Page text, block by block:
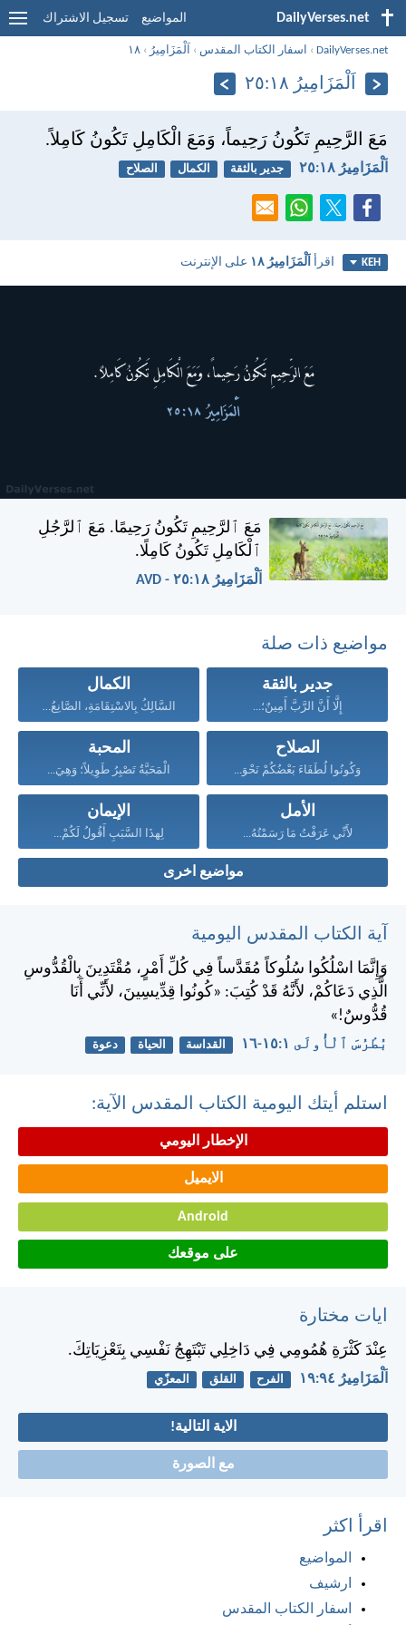
DailyVerses.net المواضيع تسجيل الاشتراك
DailyVerses.net
› اسفار الكتاب المقدس › اَلْمَزَامِيرُ ›١٨
اَلْمَزَامِيرُ ١٨:‏٢٥
مَعَ الرَّحِيمِ تَكُونُ رَحِيماً، وَمَعَ الْكَامِلِ تَكُونُ كَامِلاً.
اَلْمَزَامِيرُ ١٨:‏٢٥ جدير بالثقة الكمال الصلاح
KEH اقرأاَلْمَزَامِيرُ ١٨ على الإنترنت
مَعَ ٱلرَّحِيمِ تَكُونُ رَحِيمًا. مَعَ ٱلرَّجُلِ
ٱلْكَامِلِ تَكُونُ كَامِلًا.
اَلْمَزَامِيرُ ١٨:‏٢٥ - AVD
مواضيع ذات صلة
جدير بالثقة
إِلَّا أَنَّ الرَّبَّ أَمِينٌ؛...
الكمال
السَّالِكُ بِالاسْتِقَامَةِ، الصَّانِعُ الْبِرَّ،...
الصلاح
وَكُونُوا لُطَفَاءَ بَعْضُكُمْ نَحْوَ...
المحبة
الْمَحَبَّةُ تَصْبِرُ طَوِيلاً؛ وَهِيَ...
الأمل
لأَنِّي عَرَفْتُ مَا رَسَمْتُهُ...
الإيمان
لِهذَا السَّبَبِ أَقُولُ لَكُمْ...
مواضيع اخرى
آية الكتاب المقدس اليومية
وَإِنَّمَا اسْلُكُوا سُلُوكاً مُقَدَّساً فِي كُلِّ أَمْرٍ، مُقْتَدِينَ بِالْقُدُّوسِ
الَّذِي دَعَاكُمْ، لأَنَّهُ قَدْ كُتِبَ: «كُونُوا قِدِّيسِينَ، لأَنِّي أَنَا
قُدُّوسٌ!»
بُطْرُسَ ٱلْأُولَى ١:‏١٥-‏١٦ القداسة الحياة دعوة
استلم أيتك اليومية الكتاب المقدس الآية:
الإخطار اليومي
الايميل
Android
على موقعك
ايات مختارة
عِنْدَ كَثْرَةِ هُمُومِي فِي دَاخِلِي تَبْتَهِجُ نَفْسِي بِتَعْزِيَاتِكَ.
اَلْمَزَامِيرُ ٩٤:‏١٩ الفرح القلق المعزّي
الاية التالية!
مع الصورة
اقرأ اكثر
المواضيع
ارشيف
اسفار الكتاب المقدس